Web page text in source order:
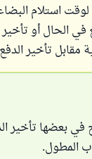
لوقت استلام
في الحال أو
تأخير
في بعضها تأخير
المطول.